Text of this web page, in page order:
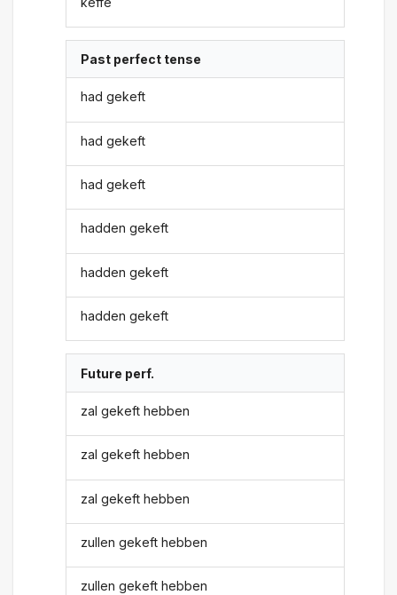
Past perfect tense
had gekeft
had gekeft
had gekeft
hadden gekeft
hadden gekeft
hadden gekeft
Future perf.
zal gekeft hebben
zal gekeft hebben
zal gekeft hebben
zullen gekeft hebben
zullen gekeft hebben